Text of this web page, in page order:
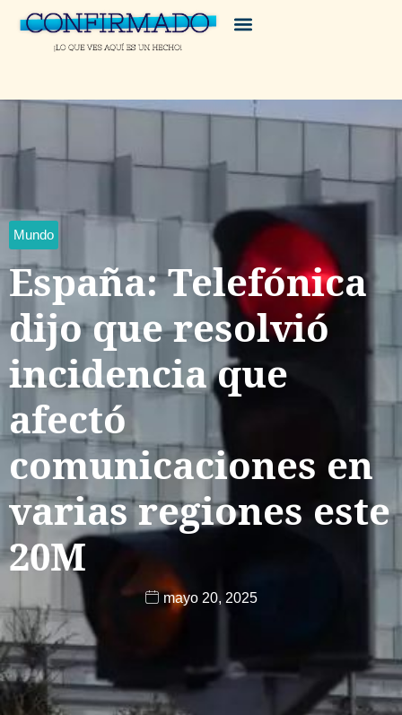
Mundo
España: Telefónica
dijo que resolvió
incidencia que
afectó
comunicaciones en
varias regiones este
20M
mayo 20, 2025